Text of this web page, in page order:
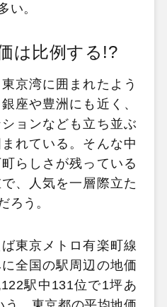
い。
は比例する!?
京湾に囲まれたよう
座や豊洲にも近く、
ョンなども立ち並ぶ
れている。そんな中
らしさが残っている
、人気を一層際立た
ろう。
東京メトロ有楽町線
全国の駅周辺の地価
駅中131位で1坪あ